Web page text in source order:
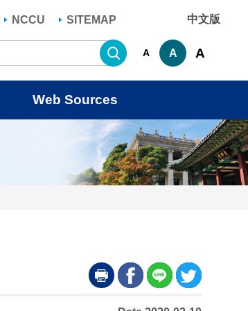
NCCU SITEMAP 中文版
Search
A A A
Web Sources